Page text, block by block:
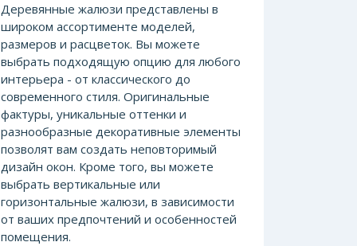
Деревянные жалюзи представлены в
широком ассортименте моделей,
размеров и расцветок. Вы можете
выбрать подходящую опцию для любого
интерьера - от классического до
современного стиля. Оригинальные
фактуры, уникальные оттенки и
разнообразные декоративные элементы
позволят вам создать неповторимый
дизайн окон. Кроме того, вы можете
выбрать вертикальные или
горизонтальные жалюзи, в зависимости
от ваших предпочтений и особенностей
помещения.